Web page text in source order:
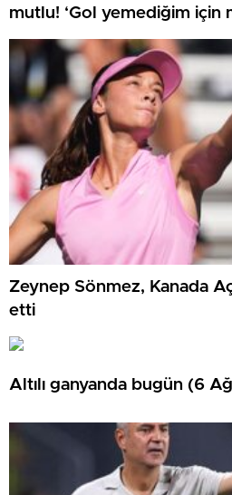
mutlu! ‘Gol yemediğim için
Zeynep Sönmez, Kanada
etti
Altılı ganyanda bugün (6